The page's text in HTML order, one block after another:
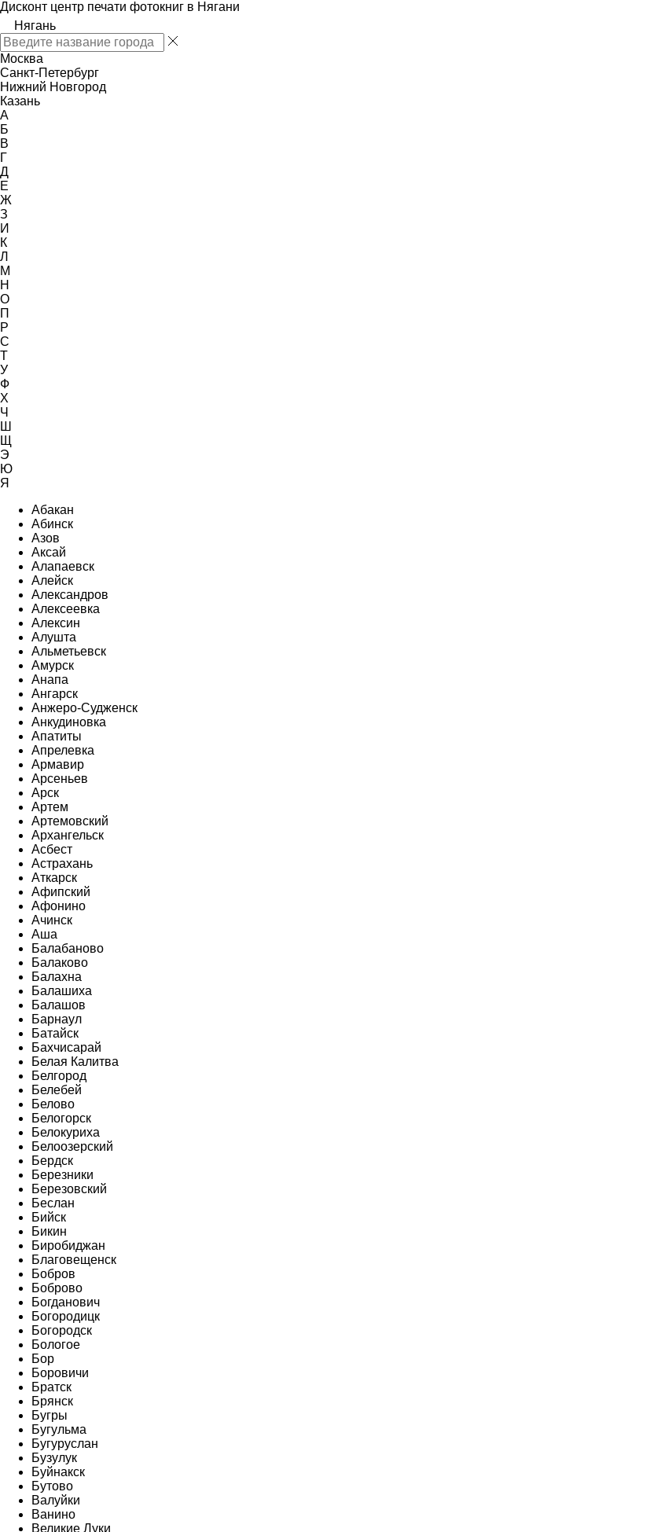
Дисконт центр печати фотокниг в Нягани
Нягань
Москва
Санкт-Петербург
Нижний Новгород
Казань
А
Б
В
Г
Д
Е
Ж
З
И
К
Л
М
Н
О
П
Р
С
Т
У
Ф
Х
Ч
Ш
Щ
Э
Ю
Я
Абакан
Абинск
Азов
Аксай
Алапаевск
Алейск
Александров
Алексеевка
Алексин
Алушта
Альметьевск
Амурск
Анапа
Ангарск
Анжеро-Судженск
Анкудиновка
Апатиты
Апрелевка
Армавир
Арсеньев
Арск
Артем
Артемовский
Архангельск
Асбест
Астрахань
Аткарск
Афипский
Афонино
Ачинск
Аша
Балабаново
Балаково
Балахна
Балашиха
Балашов
Барнаул
Батайск
Бахчисарай
Белая Калитва
Белгород
Белебей
Белово
Белогорск
Белокуриха
Белоозерский
Бердск
Березники
Березовский
Беслан
Бийск
Бикин
Биробиджан
Благовещенск
Бобров
Боброво
Богданович
Богородицк
Богородск
Бологое
Бор
Боровичи
Братск
Брянск
Бугры
Бугульма
Бугуруслан
Бузулук
Буйнакск
Бутово
Валуйки
Ванино
Великие Луки